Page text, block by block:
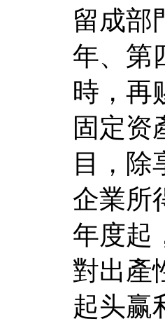
留成部
年、第
時，再
固定资
目，除
企業所
年度起
對出產
起头赢